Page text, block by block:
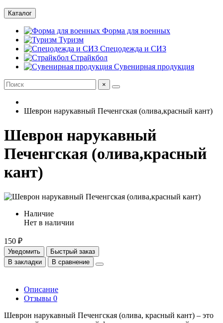
Каталог
Форма для военных
Туризм
Спецодежда и СИЗ
Страйкбол
Сувенирная продукция
×
Шеврон нарукавный Печенгская (олива,красный кант)
Шеврон нарукавный
Печенгская (олива,красный
кант)
Наличие
Нет в наличии
150 ₽
Уведомить
Быстрый заказ
В закладки
В сравнение
Описание
Отзывы 0
Шеврон нарукавный Печенгская (олива, красный кант) – это